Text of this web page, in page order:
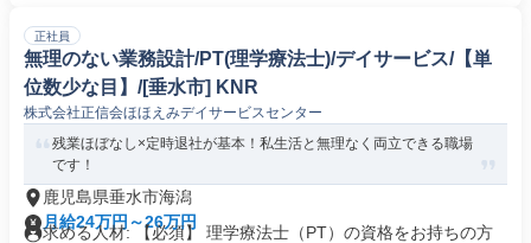
正社員
無理のない業務設計/PT(理学療法士)/デイサービス/【単
位数少な目】/[垂水市] KNR
株式会社正信会ほほえみデイサービスセンター
残業ほぼなし×定時退社が基本！私生活と無理なく両立できる職場
です！
鹿児島県垂水市海潟
月給24万円～26万円
求める人材: 【必須】 理学療法士（PT）の資格をお持ちの方